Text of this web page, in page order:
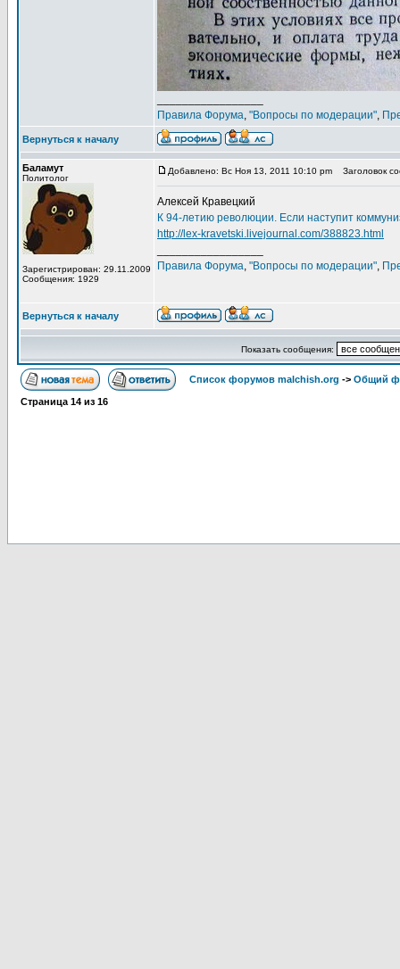
Правила Форума, "Вопросы по модерации",
Вернуться к началу
Баламут
Политолог
Зарегистрирован: 29.11.2009
Сообщения: 1929
Добавлено: Вс Ноя 13, 2011 10:10 pm Заголовок
Алексей Кравецкий
К 94-летию революции. Если наступит
http://lex-kravetski.livejournal.com/388823.html
Правила Форума, "Вопросы по модерации",
Вернуться к началу
Показать сообщения:
Список форумов malchish.org -> Общий
Страница 14 из 16